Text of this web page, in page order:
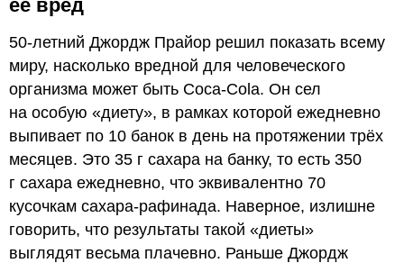
её вред
50-летний Джордж Прайор решил показать всему
миру, насколько вредной для человеческого
организма может быть Coca-Cola. Он сел
на особую «диету», в рамках которой ежедневно
выпивает по 10 банок в день на протяжении трёх
месяцев. Это 35 г сахара на банку, то есть 350
г сахара ежедневно, что эквивалентно 70
кусочкам сахара-рафинада. Наверное, излишне
говорить, что результаты такой «диеты»
выглядят весьма плачевно. Раньше Джордж